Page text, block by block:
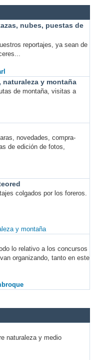
nubes, puestas de
reportajes, ya sean de
y montaña
de montaña, visitas a
novedades, compra-
de edición de fotos,
colgados por los foreros.
y montaña
lo relativo a los concursos
organizando, tanto en este
naturaleza y medio